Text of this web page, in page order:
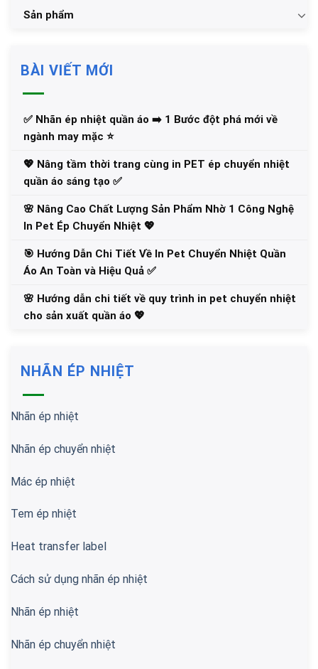
Sản phẩm
BÀI VIẾT MỚI
✅‪ Nhãn ép nhiệt quần áo ➡️ 1 Bước đột phá mới về
ngành may mặc ⭐️
💖 Nâng tầm thời trang cùng in PET ép chuyển nhiệt
quần áo sáng tạo ✅
🌸 Nâng Cao Chất Lượng Sản Phẩm Nhờ 1 Công Nghệ
In Pet Ép Chuyển Nhiệt 💖
🎯 Hướng Dẫn Chi Tiết Về In Pet Chuyển Nhiệt Quần
Áo An Toàn và Hiệu Quả ✅
🌸 Hướng dẫn chi tiết về quy trình in pet chuyển nhiệt
cho sản xuất quần áo 💖
NHÃN ÉP NHIỆT
Nhãn ép nhiệt
Nhãn ép chuyển nhiệt
Mác ép nhiệt
Tem ép nhiệt
Heat transfer label
Cách sử dụng nhãn ép nhiệt
Nhãn ép nhiệt
Nhãn ép chuyển nhiệt